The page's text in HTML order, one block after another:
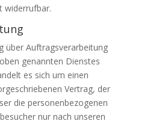
widerrufbar.
über Auftragsverarbeitung
genannten Dienstes
es sich um einen
Vertrag, der
die personenbezogenen
nur nach unseren